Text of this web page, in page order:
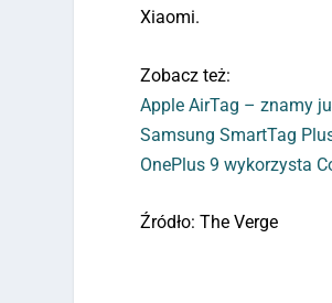
Xiaomi.
Zobacz też:
Apple AirTag – znamy
Samsung SmartTag
OnePlus 9 wykorzysta
Źródło: The Verge